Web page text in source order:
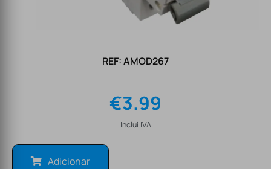
REF: AMOD267
€3.99
Inclui IVA
Adicionar